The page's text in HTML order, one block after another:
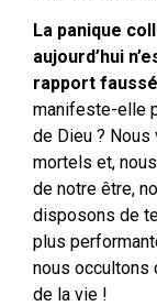
La panique
aujourd’hui
rapport
manifeste-elle
de Dieu ?
mortels et,
de notre être,
disposons de
plus
nous occultons
de la vie !